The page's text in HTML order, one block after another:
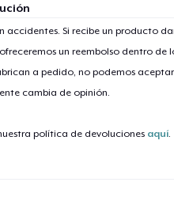
accidentes. Si recibe un producto
un reembolso dentro de
a pedido, no podemos
cambia de opinión.
política de devoluciones aquí.